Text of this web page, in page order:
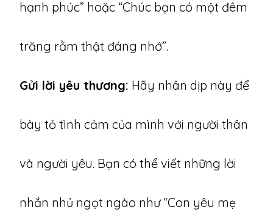
hạnh phúc” hoặc “Chúc bạn có một đêm
trăng rằm thật đáng nhớ”.
Gửi lời yêu thương: Hãy nhân dịp này để
bày tỏ tình cảm của mình với người thân
và người yêu. Bạn có thể viết những lời
nhắn nhủ ngọt ngào như “Con yêu mẹ